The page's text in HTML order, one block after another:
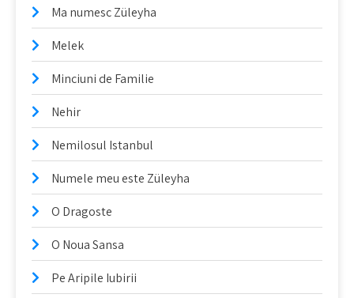
Ma numesc Züleyha
Melek
Minciuni de Familie
Nehir
Nemilosul Istanbul
Numele meu este Züleyha
O Dragoste
O Noua Sansa
Pe Aripile Iubirii